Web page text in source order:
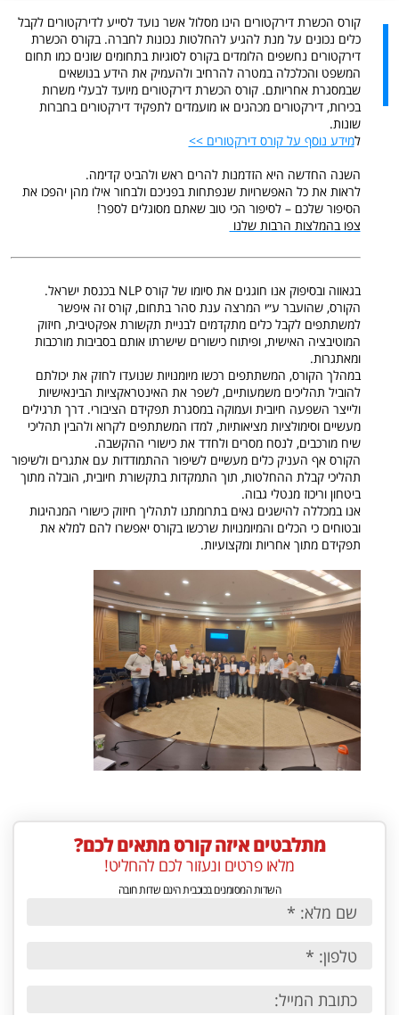
קורס הכשרת דירקטורים הינו מסלול אשר נועד לסייע לדירקטורים לקבל
כלים נכונים על מנת להגיע להחלטות נכונות לחברה. בקורס הכשרת
דירקטורים נחשפים הלומדים בקורס לסוגיות בתחומים שונים כמו תחום
המשפט והכלכלה במטרה להרחיב ולהעמיק את הידע בנושאים
שבמסגרת אחריותם. קורס הכשרת דירקטורים מיועד לבעלי משרות
בכירות, דירקטורים מכהנים או מועמדים לתפקיד דירקטורים בחברות
שונות.
למידע נוסף על קורס דירקטורים >>
השנה החדשה היא הזדמנות להרים ראש ולהביט קדימה.
לראות את כל האפשרויות שנפתחות בפניכם ולבחור אילו מהן יהפכו את
הסיפור שלכם – לסיפור הכי טוב שאתם מסוגלים לספר!
צפו בהמלצות הרבות שלנו
בגאווה ובסיפוק אנו חוגגים את סיומו של קורס NLP בכנסת ישראל.
הקורס, שהועבר ע״י המרצה ענת סהר בתחום, קורס זה איפשר
למשתתפים לקבל כלים מתקדמים לבניית תקשורת אפקטיבית, חיזוק
המוטיבציה האישית, ופיתוח כישורים שישרתו אותם בסביבות מורכבות
ומאתגרות.
במהלך הקורס, המשתתפים רכשו מיומנויות שנועדו לחזק את יכולתם
להוביל תהליכים משמעותיים, לשפר את האינטראקציות הבינאישיות
ולייצר השפעה חיובית ועמוקה במסגרת תפקידם הציבורי. דרך תרגילים
מעשיים וסימולציות מציאותיות, למדו המשתתפים לקרוא ולהבין תהליכי
שיח מורכבים, לנסח מסרים ולחדד את כישורי ההקשבה.
הקורס אף העניק כלים מעשיים לשיפור ההתמודדות עם אתגרים ולשיפור
תהליכי קבלת ההחלטות, תוך התמקדות בתקשורת חיובית, הובלה מתוך
ביטחון וריכוז מנטלי גבוה.
אנו במכללה להישגים גאים בתרומתנו לתהליך חיזוק כישורי המנהיגות
ובטוחים כי הכלים והמיומנויות שרכשו בקורס יאפשרו להם למלא את
תפקידם מתוך אחריות ומקצועיות.
מתלבטים איזה קורס מתאים לכם?
מלאו פרטים ונעזור לכם להחליט!
השדות המסומנים בכוכבית הינם שדות חובה